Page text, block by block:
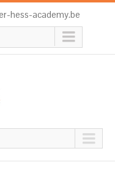
hess-academy.be